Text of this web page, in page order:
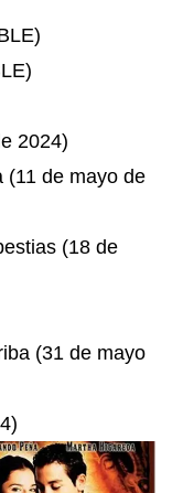
2024)
(11 de mayo de
(18 de
(31 de mayo